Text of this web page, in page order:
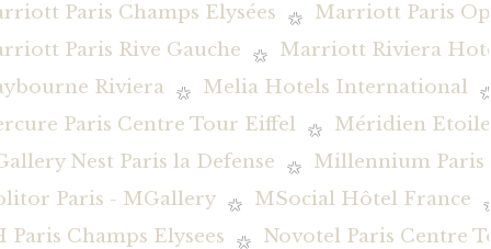
Paris Champs Elysées
Marriott Paris
Paris Rive Gauche
Marriott Riviera
Riviera
Melia Hotels International
Paris Centre Tour Eiffel
Méridien Etoile
Nest Paris la Defense
Millennium Paris
Paris - MGallery
MSocial Hôtel France
Paris Champs Elysees
Novotel Paris Centre